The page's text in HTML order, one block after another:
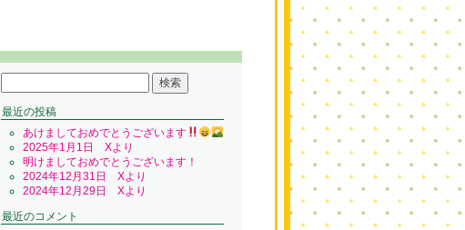
索:
最近の投稿
あけましておめでとうございます
2025年1月1日 Xより
明けましておめでとうございます！
2024年12月31日 Xより
2024年12月29日 Xより
最近のコメント